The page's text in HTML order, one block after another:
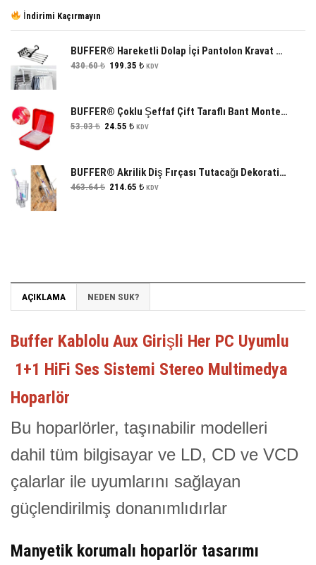
İndirimi Kaçırmayın
BUFFER® Hareketli Dolap İçi Pantolon Kravat Şal Askı Sistemi Düzenleyici Katmanlı Askılık Organizer
430.60₺ Orijinal
199.35 ₺Şu
KDV
BUFFER® Çoklu Şeffaf Çift Taraflı Bant Monte Bantları 60 Adet
53.03₺ Orijinal
24.55 ₺Şu
KDV
BUFFER® Akrilik Diş Fırçası Tutacağı Dekoratif Şeffaf Diş Fırçalığı Kabı
463.64₺ Orijinal
214.65 ₺ŞuKDV
AÇIKLAMA NEDEN SUK?
Buffer Kablolu Aux Girişli Her PC Uyumlu
1+1 HiFi Ses Sistemi Stereo Multimedya
Hoparlör
Bu hoparlörler, taşınabilir modelleri
dahil tüm bilgisayar ve LD, CD ve VCD
çalarlar ile uyumlarını sağlayan
güçlendirilmiş donanımlıdırlar
Manyetik korumalı hoparlör tasarımı